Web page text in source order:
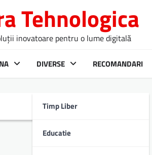
Tehnologica
inovatoare pentru o lume digitală
DIVERSE
Timp Liber
Educatie
RECOMANDARI